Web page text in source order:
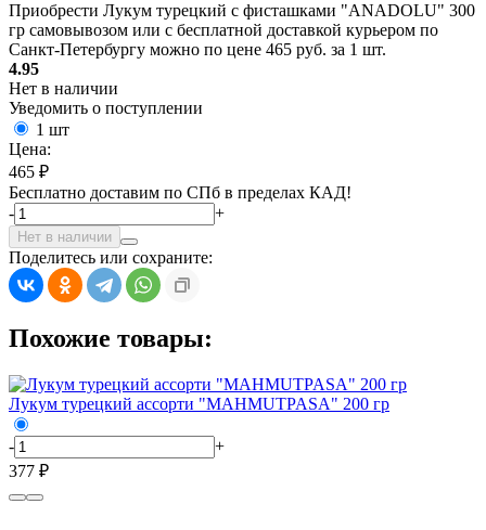
Приобрести Лукум турецкий с фисташками "ANADOLU" 300
гр самовывозом или с бесплатной доставкой курьером по
Санкт-Петербургу можно по цене 465 руб. за 1 шт.
4.95
Нет в наличии
Уведомить о поступлении
1 шт
Цена:
465 ₽
Бесплатно доставим по СПб в пределах КАД!
-
+
Нет в наличии
Поделитесь или сохраните:
Похожие товары:
Лукум турецкий ассорти "MAHMUTPASA" 200 гр
-
+
377 ₽